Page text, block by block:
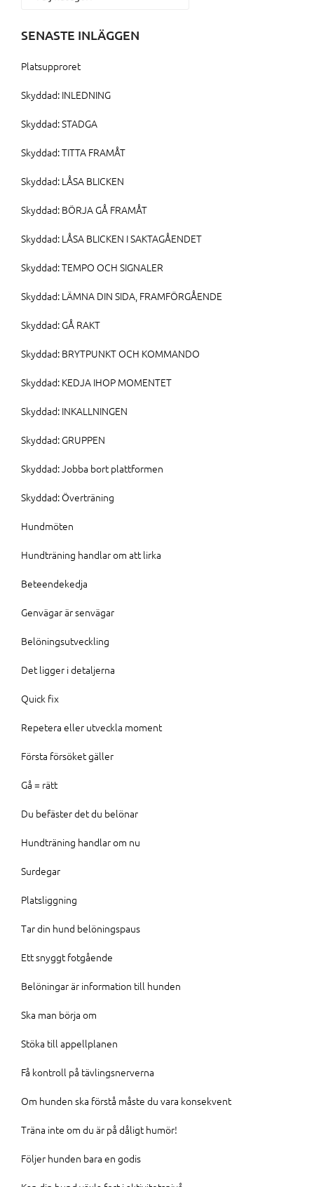
SENASTE INLÄGGEN
Platsupproret
Skyddad: INLEDNING
Skyddad: STADGA
Skyddad: TITTA FRAMÅT
Skyddad: LÅSA BLICKEN
Skyddad: BÖRJA GÅ FRAMÅT
Skyddad: LÅSA BLICKEN I SAKTAGÅENDET
Skyddad: TEMPO OCH SIGNALER
Skyddad: LÄMNA DIN SIDA, FRAMFÖRGÅENDE
Skyddad: GÅ RAKT
Skyddad: BRYTPUNKT OCH KOMMANDO
Skyddad: KEDJA IHOP MOMENTET
Skyddad: INKALLNINGEN
Skyddad: GRUPPEN
Skyddad: Jobba bort plattformen
Skyddad: Överträning
Hundmöten
Hundträning handlar om att lirka
Beteendekedja
Genvägar är senvägar
Belöningsutveckling
Det ligger i detaljerna
Quick fix
Repetera eller utveckla moment
Första försöket gäller
Gå = rätt
Du befäster det du belönar
Hundträning handlar om nu
Surdegar
Platsliggning
Tar din hund belöningspaus
Ett snyggt fotgående
Belöningar är information till hunden
Ska man börja om
Stöka till appellplanen
Få kontroll på tävlingsnerverna
Om hunden ska förstå måste du vara konsekvent
Träna inte om du är på dåligt humör!
Följer hunden bara en godis